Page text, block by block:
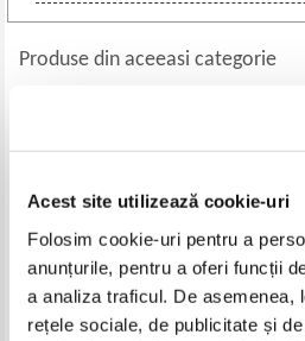
Acest site utilizează cookie-uri
Folosim cookie-uri pentru a
anunțurile, pentru a oferi funcții
a analiza traficul. De asemenea,
rețele sociale, de publicitate și
Produse din aceeasi categorie